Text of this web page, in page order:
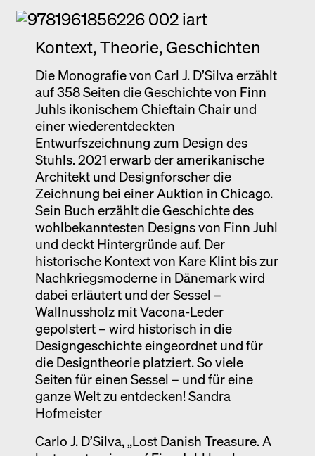
Kontext, Theorie, Geschichten
Die Monografie von Carl J. D’Silva erzählt
auf 358 Seiten die Geschichte von Finn
Juhls ikonischem Chieftain Chair und
einer wiederentdeckten
Entwurfszeichnung zum Design des
Stuhls. 2021 erwarb der amerikanische
Architekt und Designforscher die
Zeichnung bei einer Auktion in Chicago.
Sein Buch erzählt die Geschichte des
wohlbekanntesten Designs von Finn Juhl
und deckt Hintergründe auf. Der
historische Kontext von Kare Klint bis zur
Nachkriegsmoderne in Dänemark wird
dabei erläutert und der Sessel –
Wallnussholz mit Vacona-Leder
gepolstert – wird historisch in die
Designgeschichte eingeordnet und für
die Designtheorie platziert. So viele
Seiten für einen Sessel – und für eine
ganze Welt zu entdecken! Sandra
Hofmeister
Carlo J. D’Silva, „Lost Danish Treasure. A